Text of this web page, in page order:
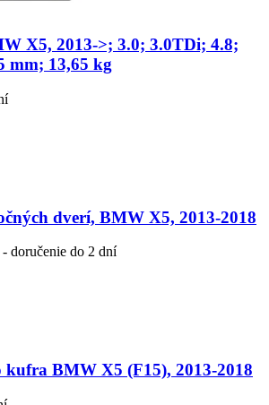
X5, 2013->; 3.0; 3.0TDi; 4.8;
mm; 13,65 kg
dverí, BMW X5, 2013-2018
doručenie do 2 dní
kufra BMW X5 (F15), 2013-2018